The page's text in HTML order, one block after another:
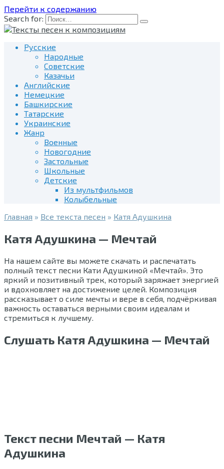
Перейти к содержанию
Search for:
Русские
Народные
Советские
Казачьи
Английские
Немецкие
Башкирские
Татарские
Украинские
Жанр
Военные
Новогодние
Застольные
Школьные
Детские
Из мультфильмов
Колыбельные
Главная » Все текста песен » Катя Адушкина
Катя Адушкина — Мечтай
На нашем сайте вы можете скачать и распечатать
полный текст песни Кати Адушкиной «Мечтай». Это
яркий и позитивный трек, который заряжает энергией
и вдохновляет на достижение целей. Композиция
рассказывает о силе мечты и вере в себя, подчёркивая
важность оставаться верными своим идеалам и
стремиться к лучшему.
Слушать Катя Адушкина — Мечтай
Текст песни Мечтай — Катя
Адушкина